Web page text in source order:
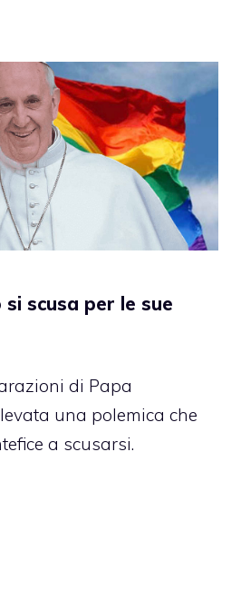
si scusa per le sue
di Papa
una polemica che
a scusarsi.